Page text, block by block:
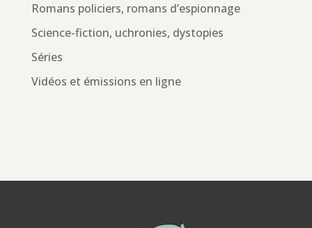
Romans policiers, romans d’espionnage
Science-fiction, uchronies, dystopies
Séries
Vidéos et émissions en ligne